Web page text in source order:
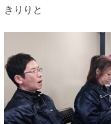
きりりと